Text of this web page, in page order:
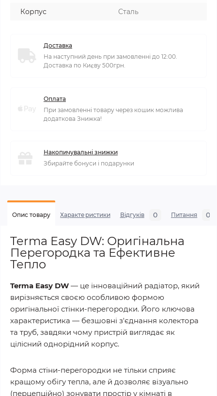
Корпус
Сталь
Доставка
На наступний день при замовленні до 12:00.
Доставка по Києву 500грн.
Оплата
При замовленні товару через кошик можлива
додаткова Знижка!
Накопичувальні знижки
Збирайте бонуси і подарунки
Опис товару Характеристики Відгуків 0 Питання 0
Terma Easy DW: Оригінальна
Перегородка та Ефективне
Тепло
Terma Easy DW — це інноваційний радіатор, який
вирізняється своєю особливою формою
оригінальної стінки-перегородки. Його ключова
характеристика — безшовні з'єднання колектора
та труб, завдяки чому пристрій виглядає як
цілісний однорідний корпус.
Форма стіни-перегородки не тільки сприяє
кращому обігу тепла, але й дозволяє візуально
(перцепційно) зонувати простір у кімнаті в